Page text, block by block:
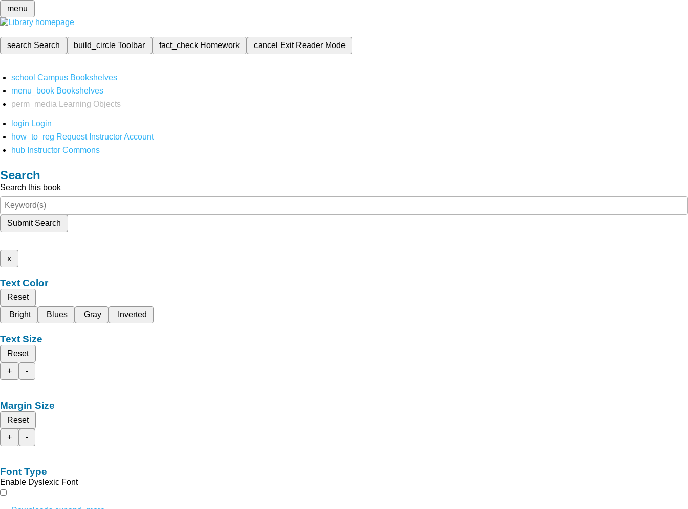
menu
search Search build_circleToolbar fact_check Homework cancel Exit Reader Mode
school Campus Bookshelves
menu_book Bookshelves
perm_media
Learning Objects
login Login
how_to_reg Request Instructor Account
hub Instructor Commons
Search
Search this book
Submit Search
x
Text Color
Reset
Bright
Blues Gray Inverted
Text Size
Reset
+
-
Margin Size
Reset
+
-
Font Type
Enable Dyslexic Font